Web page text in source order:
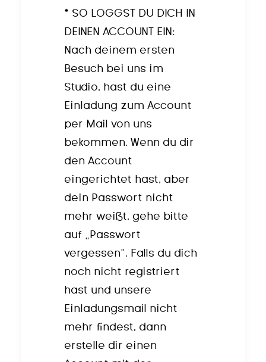
* SO LOGGST DU DICH IN
DEINEN ACCOUNT EIN:
Nach deinem ersten
Besuch bei uns im
Studio, hast du eine
Einladung zum Account
per Mail von uns
bekommen. Wenn du dir
den Account
eingerichtet hast, aber
dein Passwort nicht
mehr weißt, gehe bitte
auf „Passwort
vergessen“. Falls du dich
noch nicht registriert
hast und unsere
Einladungsmail nicht
mehr findest, dann
erstelle dir einen